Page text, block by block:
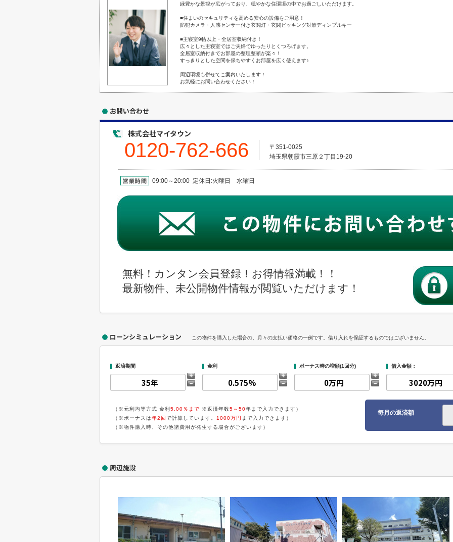
緑豊かな景観が広がっており、穏やかな住環境の中でお過ごしいただけます。
■住まいのセキュリティを高める安心の設備をご用意！
防犯カメラ・人感センサー付き玄関灯・玄関ピッキング対策ディンプルキー
■主寝室9帖以上・全居室収納付き！
広々とした主寝室ではご夫婦でゆったりとくつろげます。
全居室収納付きでお部屋の整理整頓が楽々！
すっきりとした空間を保ちやすくお部屋を広く使えます♪
周辺環境も併せてご案内いたします！
お気軽にお問い合わせください！
お問い合わせ
株式会社マイタウン
0120-762-666
〒351-0025
埼玉県朝霞市三原２丁目19-20
09:00～20:00 定休日:火曜日 水曜日
無料！カンタン会員登録！お得情報満載！！
最新物件、未公開物件情報が閲覧いただけます！
ローンシミュレーション この物件を購入した場合の、月々の支払い価格の一例です。借り入れを保証するものではございません。
返済期間 金利 ボーナス時の増額(1回分) 借入金額：
（※元利均等方式 金利 5.00％まで ※返済年数5～50年まで入力できます）
（※ボーナスは年2回で計算しています。 1000万円 まで入力できます）
（※物件購入時、その他諸費用が発生する場合がございます）
毎月の返済額
周辺施設